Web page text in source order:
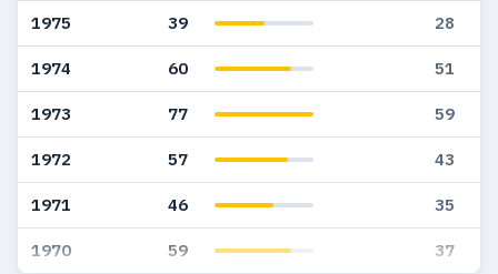
1975 39 28
1974 60 51
1973 77 59
1972 57 43
1971 46 35
1970 59 37